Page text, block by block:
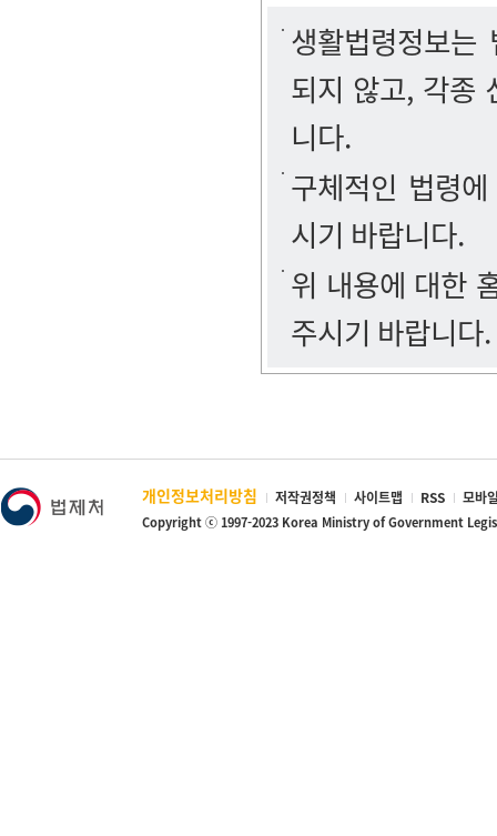
생활법령정보
되지 않고, 각종
니다.
구체적인 법령
시기 바랍니다.
위 내용에 대한
주시기 바랍니다.
개인정보처리방침 저작권정책 사이트맵 RSS 모바
Copyright ⓒ 1997-2023 Korea Ministry of Government